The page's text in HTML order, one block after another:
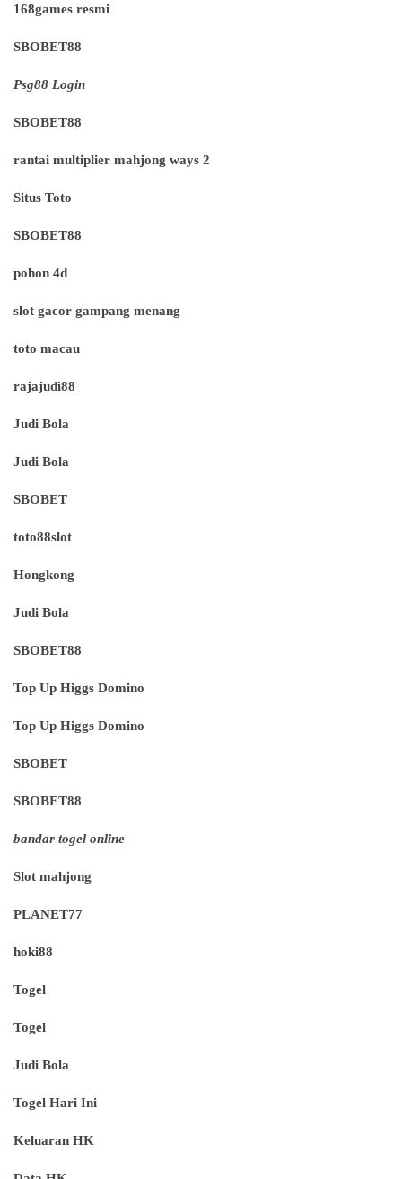
168games resmi
SBOBET88
Psg88 Login
SBOBET88
rantai multiplier mahjong ways 2
Situs Toto
SBOBET88
pohon 4d
slot gacor gampang menang
toto macau
rajajudi88
Judi Bola
Judi Bola
SBOBET
toto88slot
Hongkong
Judi Bola
SBOBET88
Top Up Higgs Domino
Top Up Higgs Domino
SBOBET
SBOBET88
bandar togel online
Slot mahjong
PLANET77
hoki88
Togel
Togel
Judi Bola
Togel Hari Ini
Keluaran HK